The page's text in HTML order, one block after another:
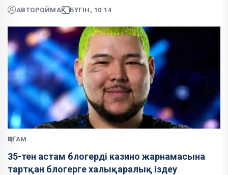
АВТОРОЙМАҚ БҮГІН, 10:14
ҚОҒАМ
35-тен астам блогерді казино жарнамасына
тартқан блогерге халықаралық іздеу